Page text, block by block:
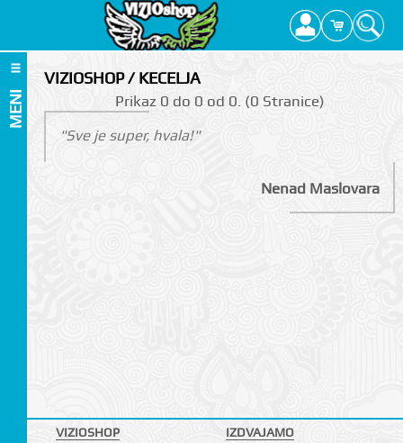
MENI
VIZIOSHOP / KECELJA
Prikаz 0 do 0 оd 0. (0 Strаnicе)
"Sve je super, hvala!"
Nenad Maslovara
VIZIOSHOP
IZDVAJAMO